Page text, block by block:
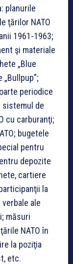
planurile
ţărilor NATO
1961-1963;
şi materiale
„Blue
periodice
sistemul de
cu carburanţi;
bugetele
pentru
depozite
cartiere
la
ale
măsuri
NATO în
la poziţia
etc.